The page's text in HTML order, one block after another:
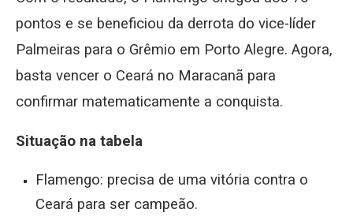
pontos e se beneficiou da derrota do vice-líder
Palmeiras para o Grêmio em Porto Alegre. Agora,
basta vencer o Ceará no Maracanã para
confirmar matematicamente a conquista.
Situação na tabela
Flamengo: precisa de uma vitória contra o
Ceará para ser campeão.